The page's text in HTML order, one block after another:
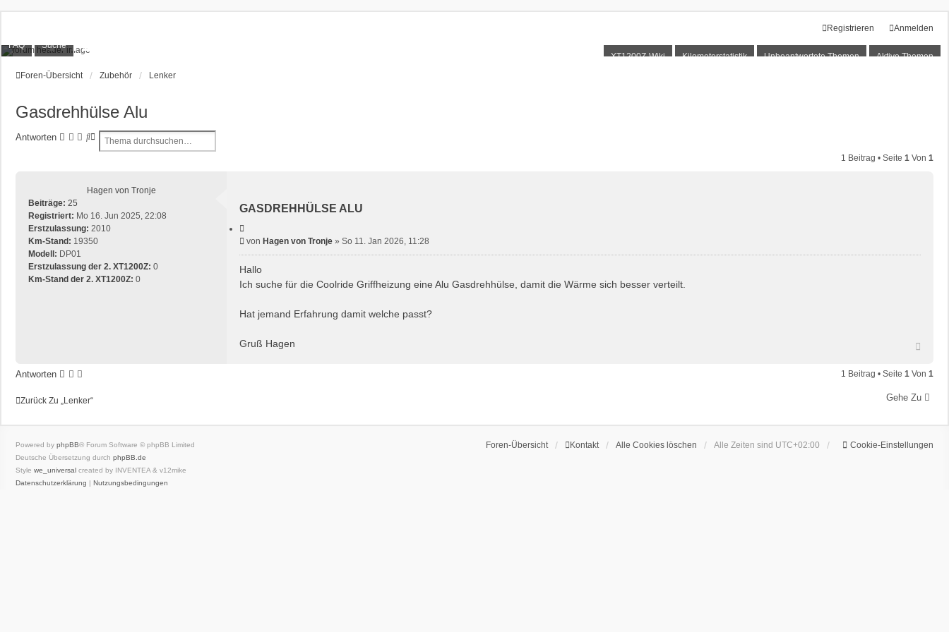
Anmelden
Registrieren
XT1200Z-Wiki Kilometerstatistik Unbeantwortete Themen Aktive Themen
XT1200Z-Forum
FAQ Suche
Foren-Übersicht Zubehör Lenker
Gasdrehhülse Alu
Antworten
S
eI
E
R
T
S
U
1 Beitrag • Seite 1 Von 1
Hagen von Tronje
Beiträge: 25
Registriert: Mo 16. Jun 2025, 22:08
Erstzulassung: 2010
Km-Stand: 19350
Modell: DP01
Erstzulassung der 2. XT1200Z: 0
Km-Stand der 2. XT1200Z: 0
GASDREHHÜLSE ALU
i
e
r
e
B
e
i
g
von Hagen von Tronje » So 11. Jan 2026, 11:28
Hallo
Ich suche für die Coolride Griffheizung eine Alu Gasdrehhülse, damit die Wärme sich besser verteilt.
Hat jemand Erfahrung damit welche passt?
Gruß Hagen
h
b
n
Antworten 1 Beitrag • Seite 1 Von 1
Zurück Zu „Lenker“ Gehe Zu
Foren-Übersicht Kontakt Alle Cookies löschen Alle Zeiten sind UTC+02:00 Cookie-Einstellungen
Powered by phpBB® Forum Software © phpBB Limited
Deutsche Übersetzung durch phpBB.de
Style we_universal created by INVENTEA & v12mike
Datenschutzerklärung | Nutzungsbedingungen